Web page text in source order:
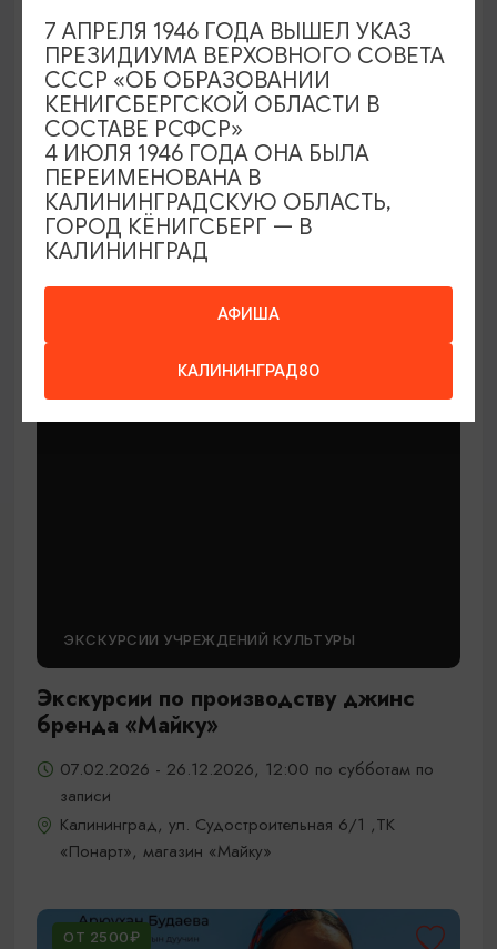
МАСТЕР-КЛАССЫ
Мастер-классы по керамике Елены
Бодяковой
Калининград, ул. Баранова, 45
ЭКСКУРСИИ УЧРЕЖДЕНИЙ КУЛЬТУРЫ
Экскурсии по производству джинс
бренда «Майку»
07.02.2026 - 26.12.2026, 12:00 по субботам по
записи
Калининград, ул. Судостроительная 6/1 ,ТК
«Понарт», магазин «Майку»
ОТ 2500₽
АФИША
КАЛИНИНГРАД80
7 АПРЕЛЯ 1946 ГОДА ВЫШЕЛ УКАЗ
ПРЕЗИДИУМА ВЕРХОВНОГО СОВЕТА
СССР «ОБ ОБРАЗОВАНИИ
КЕНИГСБЕРГСКОЙ ОБЛАСТИ В
СОСТАВЕ РСФСР»
4 ИЮЛЯ 1946 ГОДА ОНА БЫЛА
ПЕРЕИМЕНОВАНА В
КАЛИНИНГРАДСКУЮ ОБЛАСТЬ,
ГОРОД КЁНИГСБЕРГ — В
КАЛИНИНГРАД